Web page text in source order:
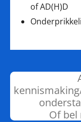
of AD(H)D
Of bel